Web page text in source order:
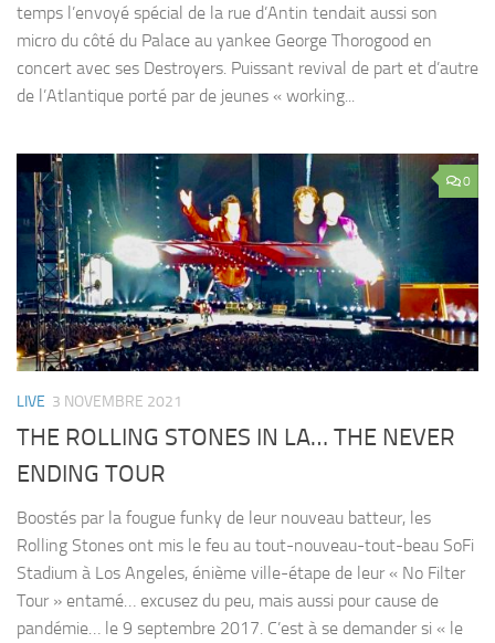
temps l’envoyé spécial de la rue d’Antin tendait aussi son
micro du côté du Palace au yankee George Thorogood en
concert avec ses Destroyers. Puissant revival de part et d’autre
de l’Atlantique porté par de jeunes « working...
0
LIVE 3 NOVEMBRE 2021
THE ROLLING STONES IN LA… THE NEVER
ENDING TOUR
Boostés par la fougue funky de leur nouveau batteur, les
Rolling Stones ont mis le feu au tout-nouveau-tout-beau SoFi
Stadium à Los Angeles, énième ville-étape de leur « No Filter
Tour » entamé… excusez du peu, mais aussi pour cause de
pandémie… le 9 septembre 2017. C’est à se demander si « le